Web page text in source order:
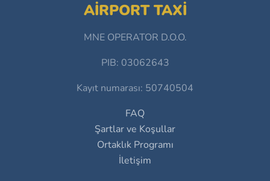
AIRPORT TAXI
MNE OPERATOR D.O.O.
PIB: 03062643
Kayıt numarası: 50740504
FAQ
Şartlar ve Koşullar
Ortaklık Programı
İletişim